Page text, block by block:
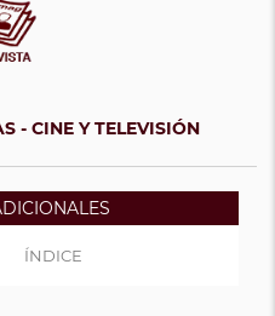
- CINE Y TELEVISIÓN
ÍNDICE